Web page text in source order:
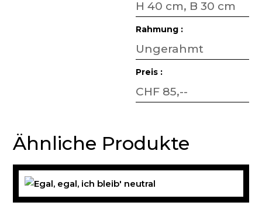
H 40 cm, B 30 cm
Rahmung :
Ungerahmt
Preis :
CHF 85,--
Ähnliche Produkte